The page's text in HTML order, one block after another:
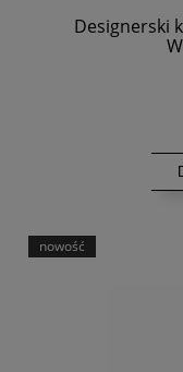
Designerski
nowość